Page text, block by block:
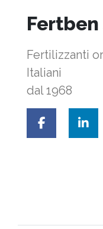
Fertben
Fertilizzanti
Italiani
dal 1968